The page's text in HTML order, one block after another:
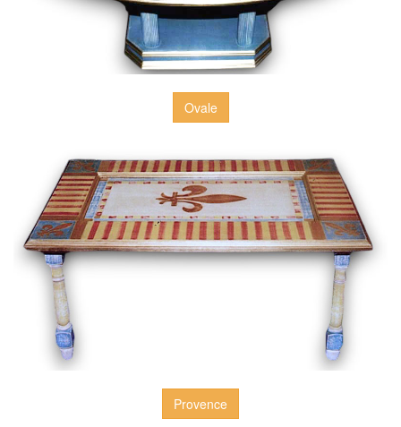
Ovale
Provence